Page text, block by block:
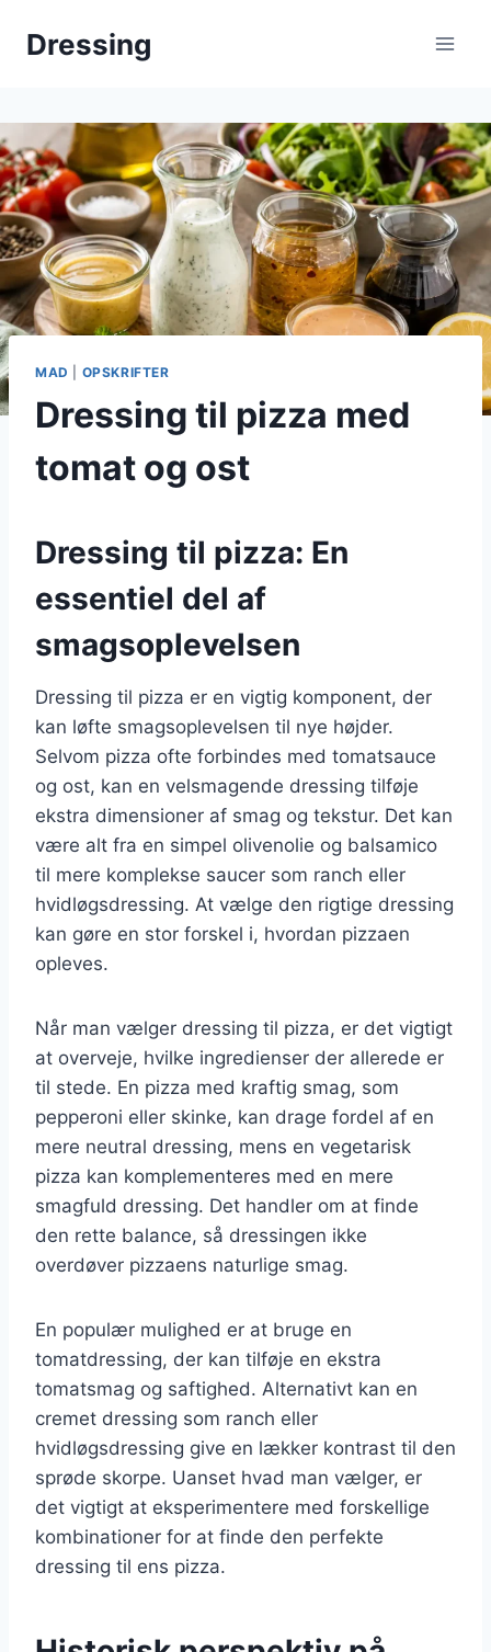
Dressing
MAD OPSKRIFTER
Dressing til pizza med
tomat og ost
Dressing til pizza: En
essentiel del af
smagsoplevelsen
Dressing til pizza er en vigtig komponent, der
kan løfte smagsoplevelsen til nye højder.
Selvom pizza ofte forbindes med tomatsauce
og ost, kan en velsmagende dressing tilføje
ekstra dimensioner af smag og tekstur. Det kan
være alt fra en simpel olivenolie og balsamico
til mere komplekse saucer som ranch eller
hvidløgsdressing. At vælge den rigtige dressing
kan gøre en stor forskel i, hvordan pizzaen
opleves.
Når man vælger dressing til pizza, er det vigtigt
at overveje, hvilke ingredienser der allerede er
til stede. En pizza med kraftig smag, som
pepperoni eller skinke, kan drage fordel af en
mere neutral dressing, mens en vegetarisk
pizza kan komplementeres med en mere
smagfuld dressing. Det handler om at finde
den rette balance, så dressingen ikke
overdøver pizzaens naturlige smag.
En populær mulighed er at bruge en
tomatdressing, der kan tilføje en ekstra
tomatsmag og saftighed. Alternativt kan en
cremet dressing som ranch eller
hvidløgsdressing give en lækker kontrast til den
sprøde skorpe. Uanset hvad man vælger, er
det vigtigt at eksperimentere med forskellige
kombinationer for at finde den perfekte
dressing til ens pizza.